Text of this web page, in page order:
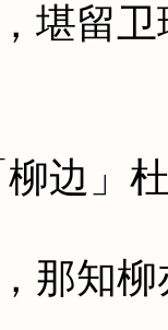
留卫
边」
知柳